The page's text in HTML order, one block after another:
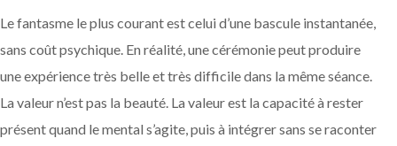
Le fantasme le plus courant est celui d’une bascule instantanée,
sans coût psychique. En réalité, une cérémonie peut produire
une expérience très belle et très difficile dans la même séance.
La valeur n’est pas la beauté. La valeur est la capacité à rester
présent quand le mental s’agite, puis à intégrer sans se raconter